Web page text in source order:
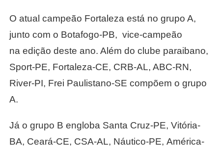
O atual campeão Fortaleza está no grupo A,
junto com o Botafogo-PB, vice-campeão
na edição deste ano. Além do clube paraibano,
Sport-PE, Fortaleza-CE, CRB-AL, ABC-RN,
River-PI, Frei Paulistano-SE compõem o grupo
A.
Já o grupo B engloba Santa Cruz-PE, Vitória-
BA, Ceará-CE, CSA-AL, Náutico-PE, América-